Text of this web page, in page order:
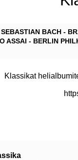
BACH -
ASSAI - BERLIN
Klassikat